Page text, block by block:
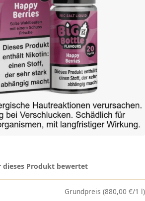
dieses Produkt bewertet
(880,00 €/1 l)